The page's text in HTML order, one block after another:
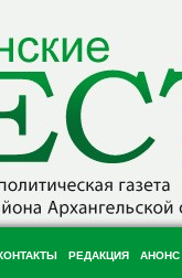
РЕДАКЦИЯ АНОНС